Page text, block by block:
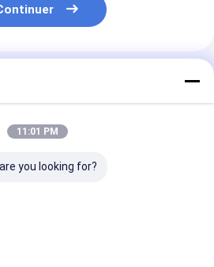
11:01 PM
you looking for?